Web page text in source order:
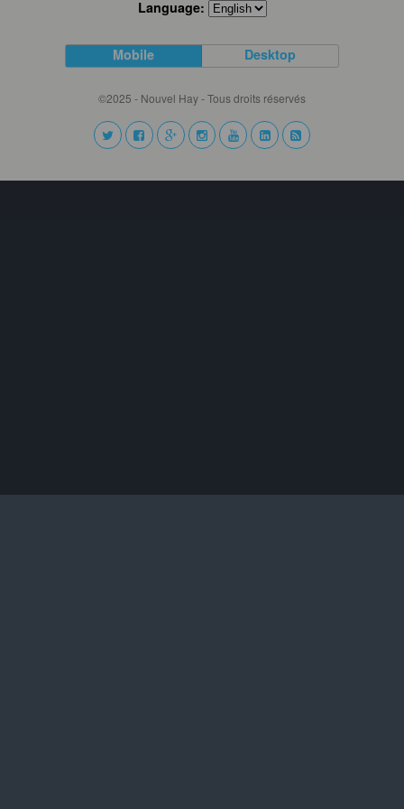
Language:
Mobile Desktop
©2025 - Nouvel Hay - Tous droits réservés